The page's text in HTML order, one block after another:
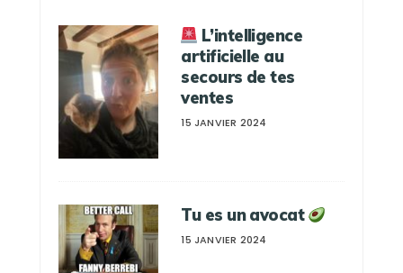
L’intelligence
artificielle au
secours de tes
ventes
15 JANVIER 2024
Tu es un avocat
15 JANVIER 2024